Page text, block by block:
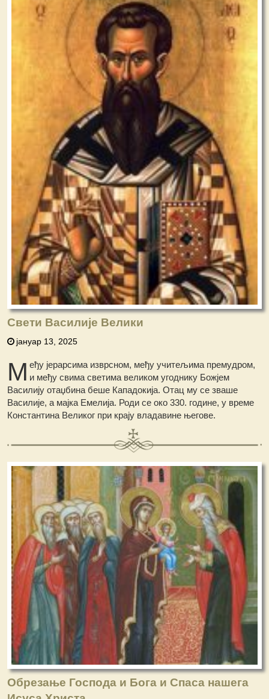
Свети Василије Велики
јануар 13, 2025
М еђу јерарсима изврсном, међу учитељима премудром,
и међу свима светима великом угоднику Божјем
Василију отаџбина беше Кападокија. Отац му сe зваше
Василије, а мајка Емелија. Роди се око 330. године, у време
Константина Великог при крају владавине његове.
Обрезање Господа и Бога и Спаса нашега